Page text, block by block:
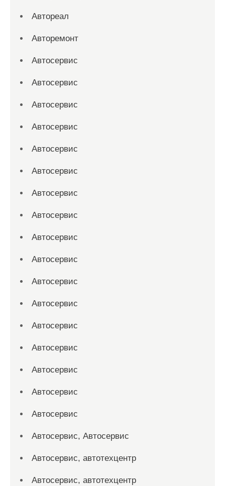
Автореал
Авторемонт
Автосервис
Автосервис
Автосервис
Автосервис
Автосервис
Автосервис
Автосервис
Автосервис
Автосервис
Автосервис
Автосервис
Автосервис
Автосервис
Автосервис
Автосервис
Автосервис
Автосервис
Автосервис, Автосервис
Автосервис, автотехцентр
Автосервис, автотехцентр